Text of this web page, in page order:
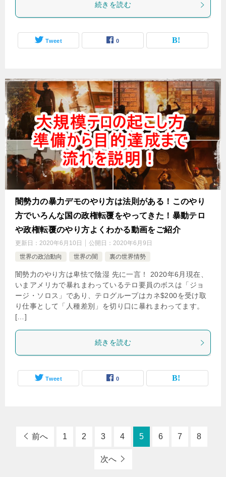
続きを読む
Tweet 0
闇勢力の暴力デモのやり方は法則がある！このやり
方でいろんな国の政権転覆をやってきた！暴動テロ
や政権転覆のやり方よくわかる動画をご紹介
更新日： 2020年6月10日 公開日： 2020年6月9日
世界の政治動向
世界の闇 裏の世界情勢
闇勢力のやり方は卑怯で陰湿 先に一言！ 2020年6月現在、
いまアメリカで暴れまわっているテロ要員のボスは「ジョ
ージ・ソロス」であり、テログループはカネ$200を受け取
り仕事として「人種差別」を切り口に暴れまわってます。
[…]
続きを読む
Tweet 0
前へ 1 2 3 4 5 6 7 8
次へ